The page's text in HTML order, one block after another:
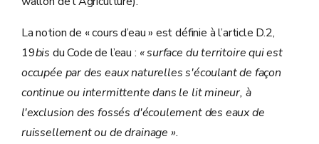
La notion de « cours d’eau » est définie à l’article D.2,
19bis du Code de l’eau : « surface du territoire qui est
occupée par des eaux naturelles s'écoulant de façon
continue ou intermittente dans le lit mineur, à
l'exclusion des fossés d'écoulement des eaux de
ruissellement ou de drainage ».